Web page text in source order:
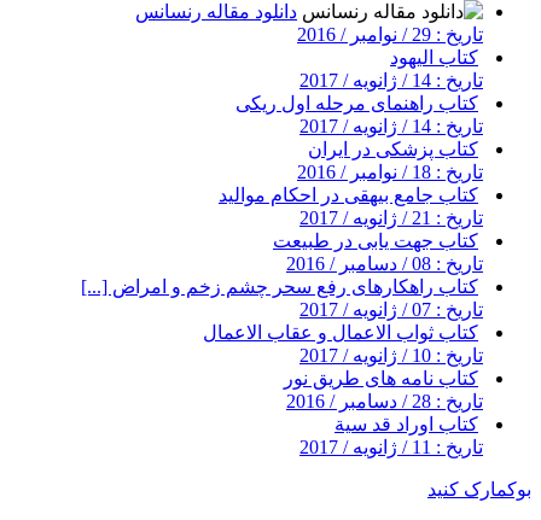
دانلود مقاله رنسانس
تاریخ : 29 / نوامبر / 2016
کتاب الیهود
تاریخ : 14 / ژانویه / 2017
کتاب راهنمای مرحله اول ریکی
تاریخ : 14 / ژانویه / 2017
کتاب پزشکی در ایران
تاریخ : 18 / نوامبر / 2016
کتاب جامع بیهقی در احکام موالید
تاریخ : 21 / ژانویه / 2017
کتاب جهت یابی در طبیعت
تاریخ : 08 / دسامبر / 2016
کتاب راهکارهای رفع سحر چشم زخم و امراض [...]
تاریخ : 07 / ژانویه / 2017
کتاب ثواب الاعمال و عقاب الاعمال
تاریخ : 10 / ژانویه / 2017
کتاب نامه های طریق نور
تاریخ : 28 / دسامبر / 2016
کتاب اوراد قد سیة
تاریخ : 11 / ژانویه / 2017
بوکمارک کنید